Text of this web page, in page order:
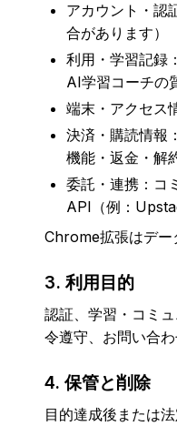
アカウント・認
合があります）
利用・学習記録
AI学習コーチの
端末・アクセス
決済・購読情報
機能・返金・解
委託・連携：コ
API（例：
Chrome拡張はデー
3. 利用目的
認証、学習・コミ
令遵守、お問い合わ
4. 保管と削除
目的達成後または